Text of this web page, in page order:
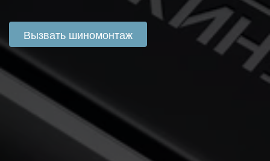
Вызвать шиномонтаж